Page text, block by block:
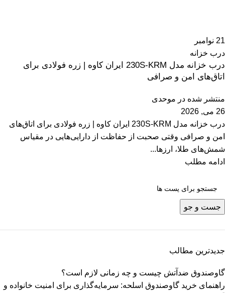
21 نوامبر
درب خزانه
درب خزانه مدل 230S-KRM ایران کاوه | زره فولادی برای
اتاق‌های امن و صرافی
منتشر شده در موحدی
26 می, 2026
درب خزانه مدل 230S-KRM ایران کاوه | زره فولادی برای اتاق‌های
امن و صرافی وقتی صحبت از حفاظت از دارایی‌هایی در مقیاس
شمش‌های طلا، ارزها...
ادامه مطلب
جست و جو
جدیدترین مطالب
گاوصندوق ضدآتش چیست و چه زمانی لازم است؟
راهنمای خرید گاوصندوق اسلحه: سرمایه‌گذاری برای امنیت خانواده و